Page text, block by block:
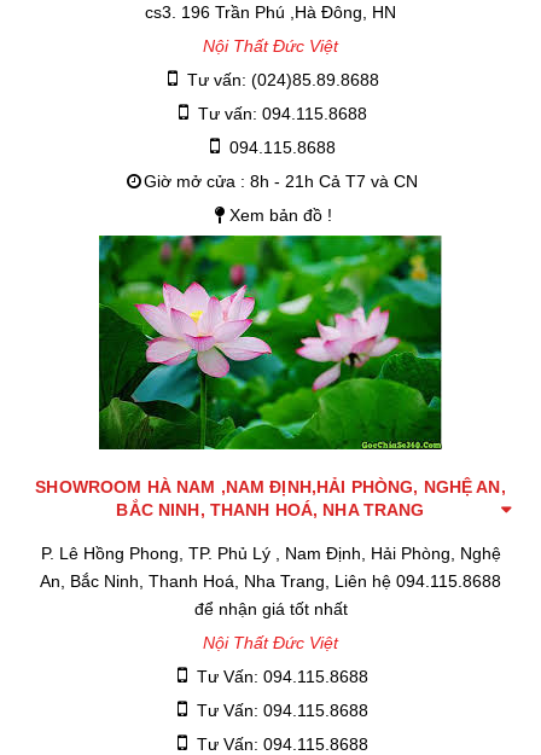
cs3. 196 Trần Phú ,Hà Đông, HN
Nội Thất Đức Việt
Tư vấn: (024)85.89.8688
Tư vấn: 094.115.8688
094.115.8688
Giờ mở cửa : 8h - 21h Cả T7 và CN
Xem bản đồ !
SHOWROOM HÀ NAM ,NAM ĐỊNH,HẢI PHÒNG, NGHỆ AN,
BẮC NINH, THANH HOÁ, NHA TRANG
P. Lê Hồng Phong, TP. Phủ Lý , Nam Định, Hải Phòng, Nghệ
An, Bắc Ninh, Thanh Hoá, Nha Trang, Liên hệ 094.115.8688
để nhận giá tốt nhất
Nội Thất Đức Việt
Tư Vấn: 094.115.8688
Tư Vấn: 094.115.8688
Tư Vấn: 094.115.8688